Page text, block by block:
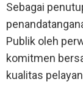
Sebagai
Publik oleh
komitmen
kualitas